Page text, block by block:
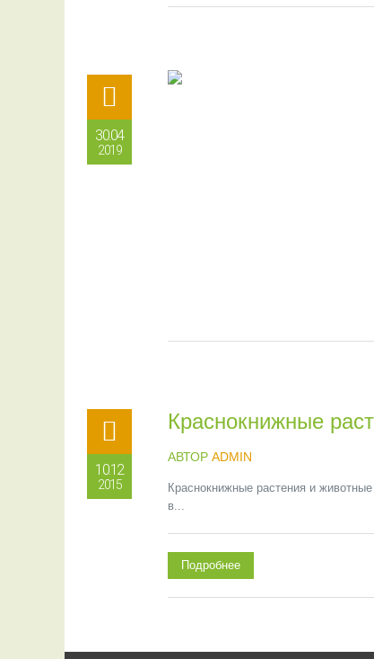
30.04
2019
10.12
2015
Краснокнижные
АВТОР ADMIN
Краснокнижные растения и
в...
Подробнее